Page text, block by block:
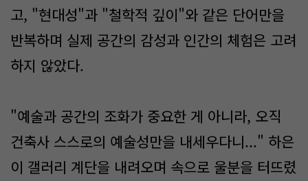
고, "현대성"과 "철학적 깊이"와 같은 단어만을
반복하며 실제 공간의 감성과 인간의 체험은 고려
하지 않았다.
"예술과 공간의 조화가 중요한 게 아니라, 오직
건축사 스스로의 예술성만을 내세우다니..." 하은
이 갤러리 계단을 내려오며 속으로 울분을 터뜨렸